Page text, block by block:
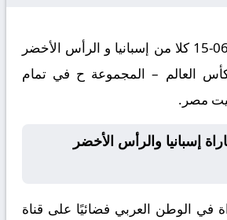
يلتقي اليوم 2026-06-15 كلا من إسبانيا و الرأس الأخضر
العالم – المجموعة ح في تمام
إسبانيا والرأس الأخضر
في الوطن العربي فضائيًا على قناة